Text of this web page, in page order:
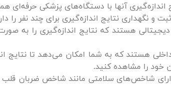
آنها با دستگاه‌های پزشکی حرفه‌ای
و نگهداری نتایج اندازه‌گیری برای چند نفر را
هستند که نتایج اندازه‌گیری را به
هستند که به شما امکان می‌دهد تا نتایج
خود را مشاهده کنید.
شاخص‌های سلامتی مانند شاخص ضربان